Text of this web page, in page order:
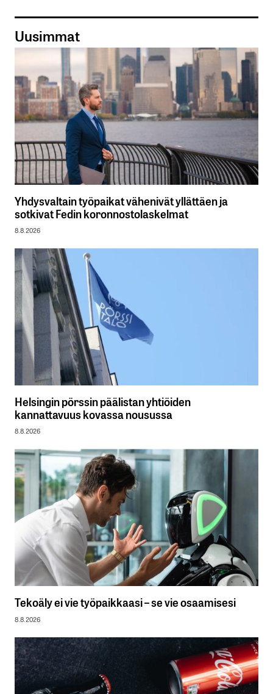
Uusimmat
Yhdysvaltain työpaikat vähenivät yllättäen ja
sotkivat Fedin koronnostolaskelmat
8.8.2026
Helsingin pörssin päälistan yhtiöiden
kannattavuus kovassa nousussa
8.8.2026
Tekoäly ei vie työpaikkaasi – se vie osaamisesi
8.8.2026